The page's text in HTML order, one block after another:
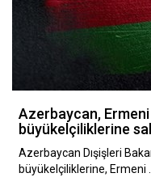
Azerbaycan, Ermeni
büyükelçiliklerine
Azerbaycan Dışişleri
büyükelçiliklerine, Ermeni …